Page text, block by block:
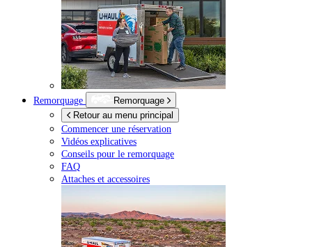
Remorquage
Remorquage
Retour au menu principal
Commencer une réservation
Vidéos explicatives
Conseils pour le remorquage
FAQ
Attaches et accessoires